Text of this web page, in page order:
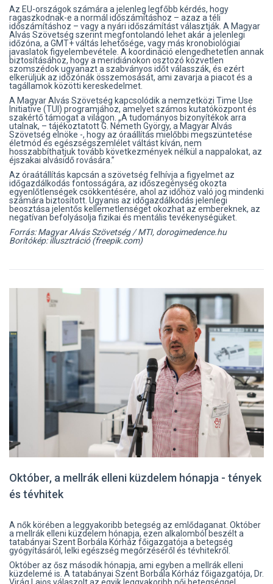
Az EU-országok számára a jelenleg legfőbb kérdés, hogy
ragaszkodnak-e a normál időszámításhoz – azaz a téli
időszámításhoz – vagy a nyári időszámítást választják. A Magyar
Alvás Szövetség szerint megfontolandó lehet akár a jelenlegi
időzóna, a GMT+ váltás lehetősége, vagy más kronobiológiai
javaslatok figyelembevétele. A koordináció elengedhetetlen annak
biztosításához, hogy a meridiánokon osztozó közvetlen
szomszédok ugyanazt a szabványos időt válasszák, és ezért
elkerüljük az időzónák összemosását, ami zavarja a piacot és a
tagállamok közötti kereskedelmet.
A Magyar Alvás Szövetség kapcsolódik a nemzetközi Time Use
Initiative (TUI) programjához, amelyet számos kutatóközpont és
szakértő támogat a világon. „A tudományos bizonyítékok arra
utalnak, – tájékoztatott G. Németh György, a Magyar Alvás
Szövetség elnöke -, hogy az óraállítás mielőbbi megszüntetése
életmód és egészségszemlélet váltást kíván, nem
hosszabbíthatjuk tovább következmények nélkül a nappalokat, az
éjszakai alvásidő rovására.”
Az óraátállítás kapcsán a szövetség felhívja a figyelmet az
időgazdálkodás fontosságára, az időszegénység okozta
egyenlőtlenségek csökkentésére, ahol az időhöz való jog mindenki
számára biztosított. Ugyanis az időgazdálkodás jelenlegi
beosztása jelentős kellemetlenséget okozhat az embereknek, az
negatívan befolyásolja fizikai és mentális tevékenységüket.
Forrás: Magyar Alvás Szövetség / MTI, dorogimedence.hu
Borítókép: illusztráció (freepik.com)
Október, a mellrák elleni küzdelem hónapja - tények
és tévhitek
A nők körében a leggyakoribb betegség az emlődaganat. Október
a mellrák elleni küzdelem hónapja, ezen alkalomból beszélt a
tatabányai Szent Borbála Kórház főigazgatója a betegség
gyógyításáról, lelki egészség megőrzéséről és tévhitekről.
Október az ősz második hónapja, ami egyben a mellrák elleni
küzdelemé is. A tatabányai Szent Borbála Kórház főigazgatója, Dr.